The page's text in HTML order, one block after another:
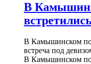
В
В Камышинском
встреча под
В Камышинском